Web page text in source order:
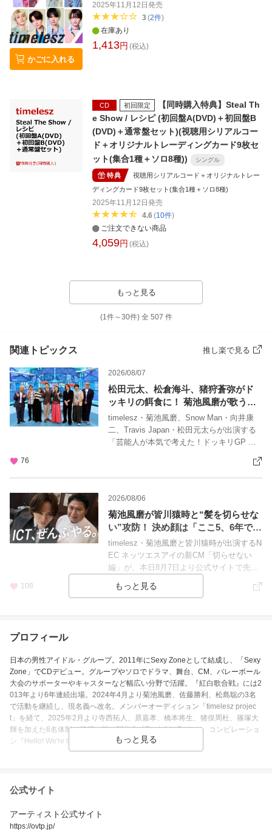
かごに入れる
2025年11月12日 発売
3(2件)
在庫あり
1,413円 (税込)
CD 初回限定
【同時購入特典】Steal Th
e Show / レシピ (初回盤A(DVD)＋初回盤B
(DVD)＋通常盤セット)(視聴用シリアルコー
ド＋オリジナルトレーディングカード9枚セ
ット(集合1種＋ソロ8種))
シングル
特典
視聴用シリアルコード＋オリジナルトレー
ディングカード9枚セット(集合1種＋ソロ8種)
2025年11月12日 発売
4.6 (10件)
ご注文できない商品
4,059円 (税込)
もっと見る
(1件～30件)全 507 件
関連トピックス 推し楽で見る
2026/08/07
松田元太、松倉海斗、猪狩蒼弥がド
ッキリの餌食に！ 菊池風磨が歌う新
作「ドレミのうた」
timelesz・菊池風磨、Snow Man・向井康
二、Travis Japan・松田元太らが出演する
「芸能人が本気で考えた！ドッキリGP ド
ジテレビ）が本日8月8日18時30分から放送
されます。VTRゲストとしてtimelesz・佐
斗、KEY TO LIT・猪狩蒼弥も出演！
76
2026/08/06
菊池風磨が皆川猿時と“髪を切らせな
い”攻防！ 決め顔は「ここ5、6年で一
番しっくり」
timelesz・菊池風磨と皆川猿時が出演するN
EC ネッツエスアイの新CM「切らせない
編」が、本日8月7日より公式サイトで先行
グが公開され、8月8日からはテレビCMの
108
た“レッテル”の怖さ
比嘉愛未、timelesz・松島聡が出演するド
ラマ「ファーストクライ 母子救命救急班」
（日本テレビ系）の第5話について、「テレ
ビ視聴しつ」室長・大石庸平氏によるレビ
ューが到着！ あわせて、8月12日に放送さ
れる第6話のあらすじも公開されました。
372
2026/08/05
プロフィール
日本の男性アイドル・グループ。2011年にSexy Zoneとして結成し、「Sexy
Zone」でCDデビュー。グループやソロでドラマ、舞台、CM、バレーボール
大会のサポーターやキャスターなど幅広い分野で活躍。『紅白歌合戦』には2
013年より6年連続出場。2024年4月より菊池風磨、佐藤勝利、松島聡の3名
で活動を継続し、現名義へ改名。メンバーオーディション「timelesz projec
t」を経て、2025年2月より寺西拓人、原嘉孝、橋本将生、猪俣周杜、篠塚大
輝を加えた8名体制へ移行。初の配信曲「Rock this Party」、コンピレーショ
ン『Hello! We're timelesz』を同時リリース。
デビュー年
2011年シングルデビュー
公式サイト
アーティスト公式サイト
https://ovtp.jp/